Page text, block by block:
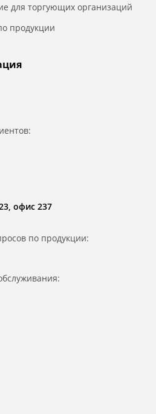
для торгующих организаций
продукции
офис 237
по продукции: